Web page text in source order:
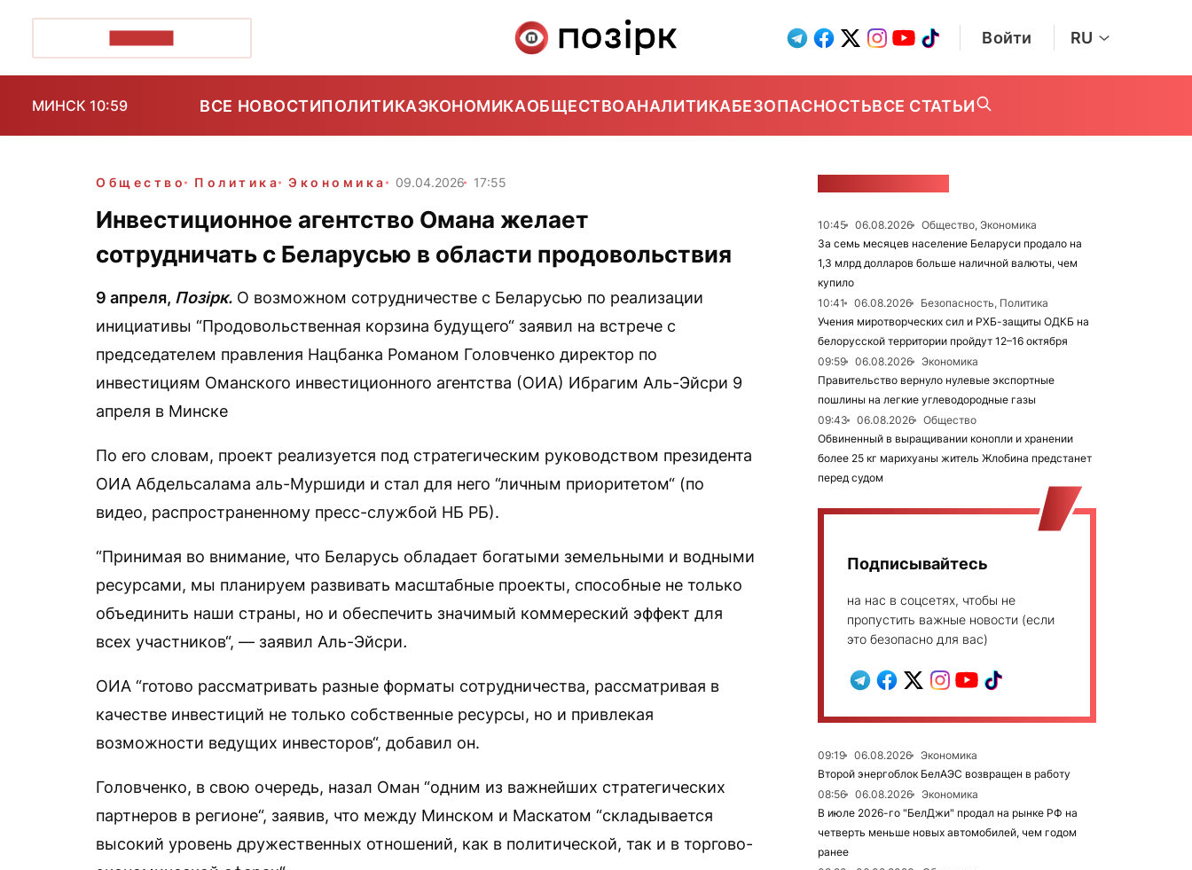
Войти RU
МИНСК 10:59 ВСЕ НОВОСТИПОЛИТИКАЭКОНОМИКАОБЩЕСТВОАНАЛИТИКАБЕЗОПАСНОСТЬВСЕ СТАТЬИ
Общество Политика Экономика 09.04.2026 17:55
Инвестиционное агентство Омана желает
сотрудничать с Беларусью в области продовольствия
9 апреля, Позірк. О возможном сотрудничестве с Беларусью по реализации
инициативы “Продовольственная корзина будущего“ заявил на встрече с
председателем правления Нацбанка Романом Головченко директор по
инвестициям Оманского инвестиционного агентства (ОИА) Ибрагим Аль-Эйсри 9
апреля в Минске
По его словам, проект реализуется под стратегическим руководством президента
ОИА Абдельсалама аль-Муршиди и стал для него “личным приоритетом“ (по
видео, распространенному пресс-службой НБ РБ).
“Принимая во внимание, что Беларусь обладает богатыми земельными и водными
ресурсами, мы планируем развивать масштабные проекты, способные не только
объединить наши страны, но и обеспечить значимый коммереский эффект для
всех участников“, — заявил Аль-Эйсри.
ОИА “готово рассматривать разные форматы сотрудничества, рассматривая в
качестве инвестиций не только собственные ресурсы, но и привлекая
возможности ведущих инвесторов“, добавил он.
Головченко, в свою очередь, назал Оман “одним из важнейших стратегических
партнеров в регионе“, заявив, что между Минском и Маскатом “складывается
высокий уровень дружественных отношений, как в политической, так и в торгово-
10:45 06.08.2026
Общество, Экономика
За семь месяцев население Беларуси продало на
1,3 млрд долларов больше наличной валюты, чем
купило
10:41
06.08.2026
Безопасность, Политика
Учения миротворческих сил и РХБ-защиты ОДКБ на
белорусской территории пройдут 12–16 октября
09:59
06.08.2026
Экономика
Правительство вернуло нулевые экспортные
пошлины на легкие углеводородные газы
09:43
06.08.2026
Общество
Обвиненный в выращивании конопли и хранении
более 25 кг марихуаны житель Жлобина предстанет
перед судом
Подписывайтесь
на нас в соцсетях, чтобы не
пропустить важные новости (если
это безопасно для вас)
09:19 06.08.2026
Экономика
Второй энергоблок БелАЭС возвращен в работу
08:56
06.08.2026
Экономика
В июле 2026-го "БелДжи" продал на рынке РФ на
четверть меньше новых автомобилей, чем годом
ранее